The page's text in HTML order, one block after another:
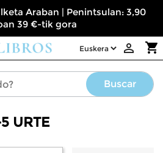
Araban | Penintsulan: 3,90
39 €-tik gora
shopping_cart

Buscar
URTE